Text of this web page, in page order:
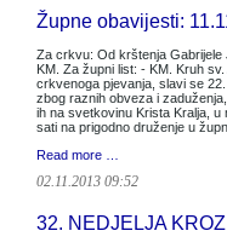
Župne obavijesti:
Za crkvu: Od krštenja Gabrijele
KM. Za župni list: - KM. Kruh
crkvenoga pjevanja, slavi se
zbog raznih obveza i
ih na svetkovinu Krista Kralja, u
sati na prigodno druženje u
Read more …
02.11.2013 09:52
32. NEDJELJA